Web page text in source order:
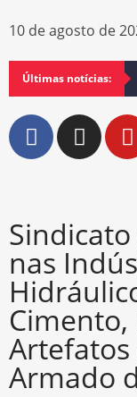
10 de agosto de
Últimas notícias:
nas
Armado